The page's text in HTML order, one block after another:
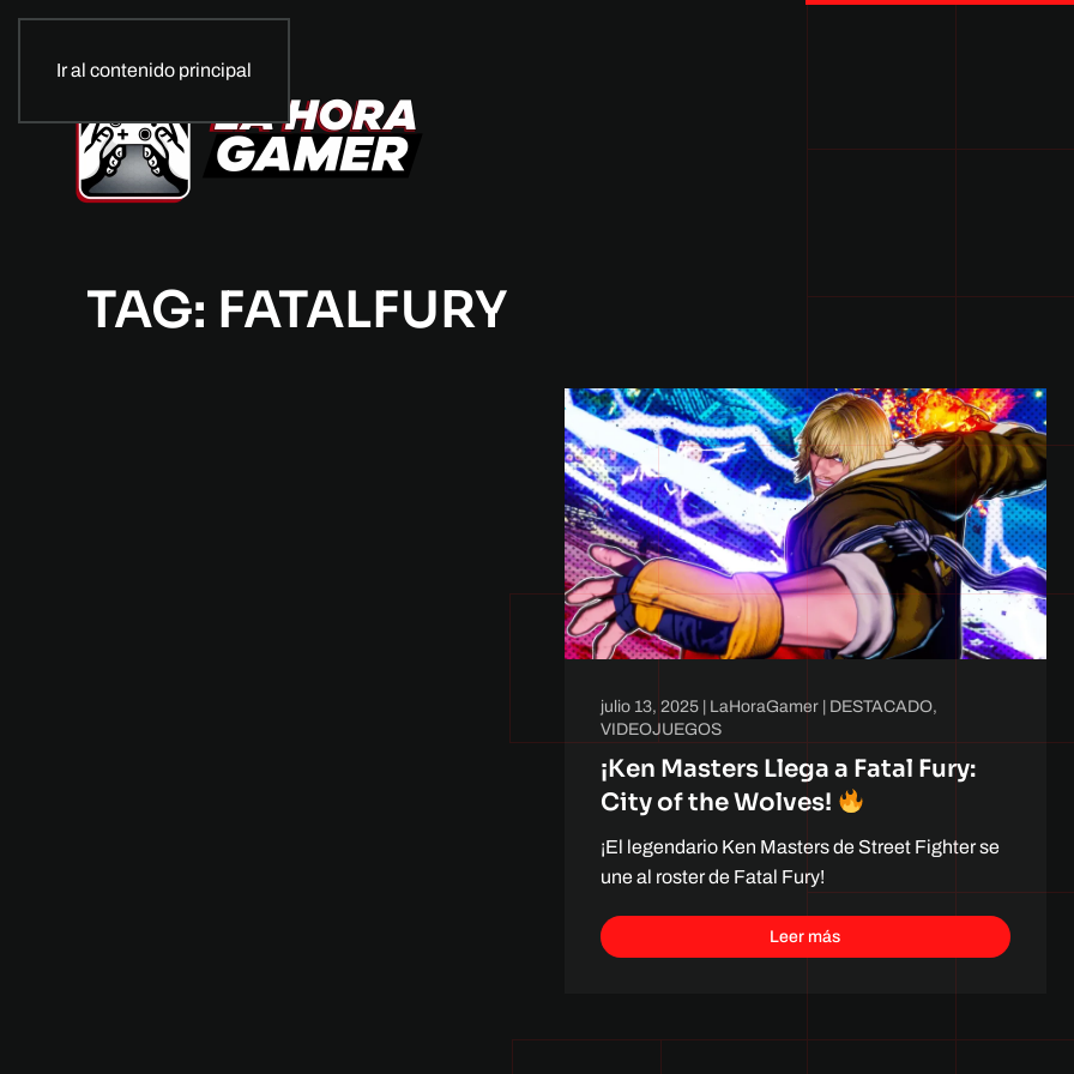
Ir al contenido principal
TAG: FATALFURY
julio 13, 2025 | LaHoraGamer | DESTACADO,
VIDEOJUEGOS
¡Ken Masters Llega a Fatal Fury:
City of the Wolves!
¡El legendario Ken Masters de Street Fighter se
une al roster de Fatal Fury!
Leer más